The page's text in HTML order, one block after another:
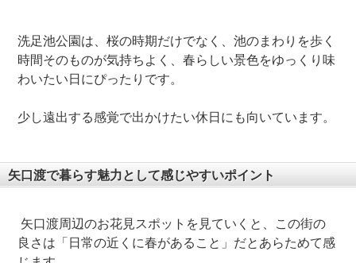
洗足池公園は、桜の時期だけでなく、池のまわりを歩く
時間そのものが気持ちよく、春らしい景色をゆっくり味
わいたい日にぴったりです。
少し遠出する感覚で出かけたい休日にも向いています。
矢口渡で暮らす魅力として感じやすいポイント
矢口渡周辺のお花見スポットを見ていくと、この街の
良さは「日常の近くに春があること」だとあらためて感